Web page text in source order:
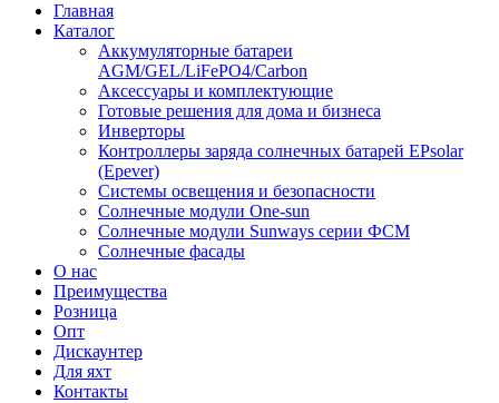
Главная
Каталог
Аккумуляторные батареи
AGM/GEL/LiFePO4/Carbon
Аксессуары и комплектующие
Готовые решения для дома и бизнеса
Инверторы
Контроллеры заряда солнечных батарей EPsolar
(Epever)
Системы освещения и безопасности
Солнечные модули One-sun
Солнечные модули Sunways серии ФСМ
Солнечные фасады
О нас
Преимущества
Розница
Опт
Дискаунтер
Для яхт
Контакты